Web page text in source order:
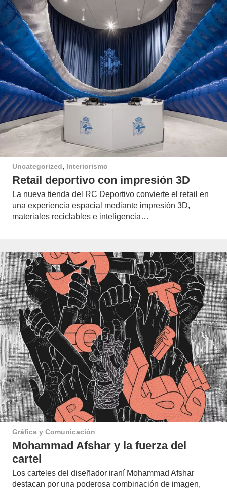
Uncategorized, Interiorismo
Retail deportivo con impresión 3D
La nueva tienda del RC Deportivo convierte el retail en
una experiencia espacial mediante impresión 3D,
materiales reciclables e inteligencia…
Gráfica y Comunicación
Mohammad Afshar y la fuerza del
cartel
Los carteles del diseñador iraní Mohammad Afshar
destacan por una poderosa combinación de imagen,